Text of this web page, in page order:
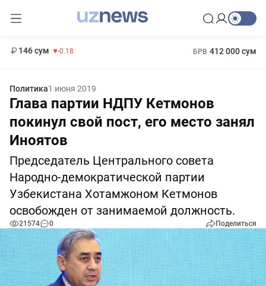
146 сум -0.18 БРВ 412 000 сум
Политика1 июня 2019
Глава партии НДПУ Кетмонов
покинул свой пост, его место занял
Иноятов
Председатель Центрального совета
Народно-демократической партии
Узбекистана Хотамжоном Кетмонов
освобожден от занимаемой должность.
21574 0 Поделиться